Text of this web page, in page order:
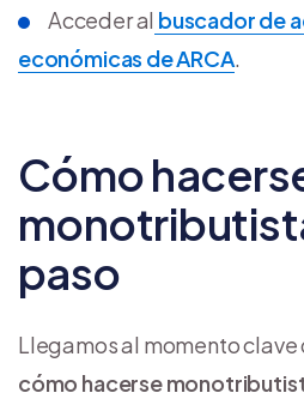
Acceder al buscador de
económicas de ARCA.
Cómo
paso
Llegamos al momento clave
cómo hacerse